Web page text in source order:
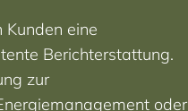
eine
Berichterstattung.
zur
oder